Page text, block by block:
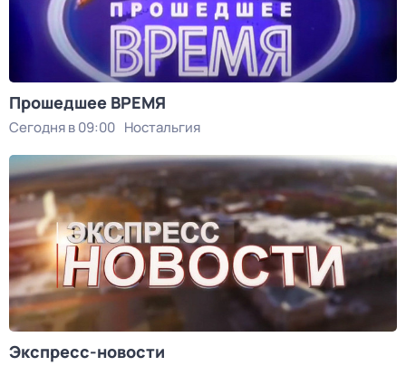
Прошедшее ВРЕМЯ
Сегодня в 09:00 Ностальгия
Экспресс-новости